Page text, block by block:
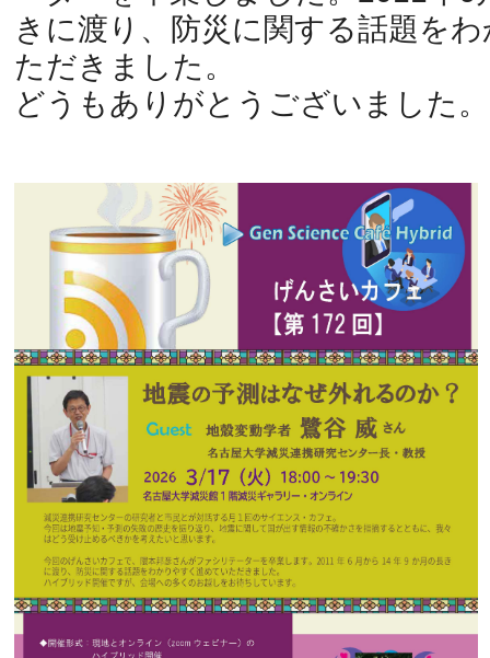
きに渡り、防災に関する話題を
ただきました。
どうもありがとうございました。